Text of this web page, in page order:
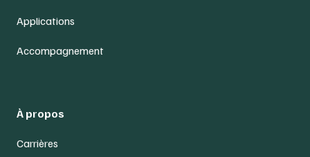
Applications
Accompagnement
À propos
Carrières